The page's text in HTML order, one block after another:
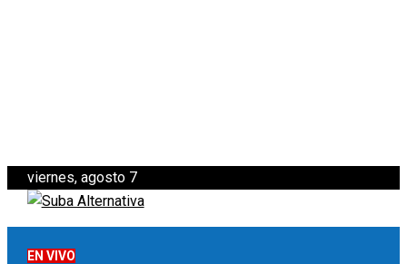
viernes, agosto 7
EN VIVO